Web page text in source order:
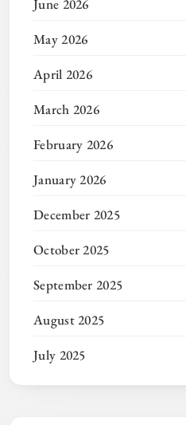
June 2026
May 2026
April 2026
March 2026
February 2026
January 2026
December 2025
October 2025
September 2025
August 2025
July 2025